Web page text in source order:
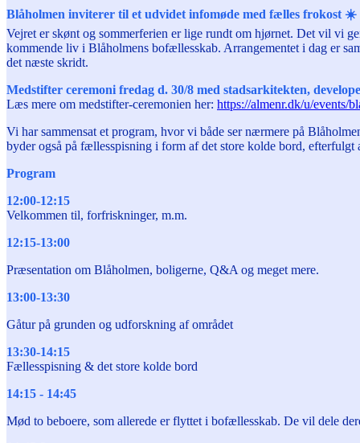
Blåholmen inviterer til et udvidet infomøde med fælles frokost ☀️
Vejret er skønt og sommerferien er lige rundt om hjørnet. Det vil vi
kommende liv i Blåholmens bofællesskab. Arrangementet i dag er
det næste skridt.
Medstifter ceremoni fredag d. 30/8 med stadsarkitekten,
Læs mere om medstifter-ceremonien her: https://almenr.dk/u/events/
Vi har sammensat et program, hvor vi både ser nærmere på
byder også på fællesspisning i form af det store kolde bord,
Program
12:00-12:15
Velkommen til, forfriskninger, m.m.
12:15-13:00
Præsentation om Blåholmen, boligerne, Q&A og meget mere.
13:00-13:30
Gåtur på grunden og udforskning af området
13:30-14:15
Fællesspisning & det store kolde bord
14:15 - 14:45
Mød to beboere, som allerede er flyttet i bofællesskab. De vil dele